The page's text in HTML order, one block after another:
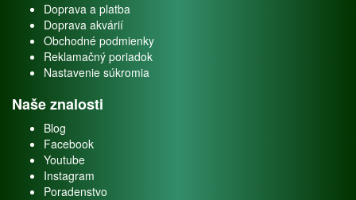
Doprava a platba
Doprava akvárií
Obchodné podmienky
Reklamačný poriadok
Nastavenie súkromia
Naše znalosti
Blog
Facebook
Youtube
Instagram
Poradenstvo